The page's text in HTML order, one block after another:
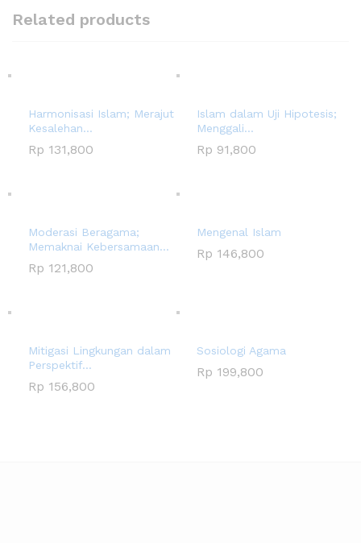
Related products
Harmonisasi Islam; Merajut
Kesalehan...
Rp 131,800
Islam dalam Uji Hipotesis;
Menggali...
Rp 91,800
Moderasi Beragama;
Memaknai Kebersamaan...
Rp 121,800
Mengenal Islam
Rp 146,800
Mitigasi Lingkungan dalam
Perspektif...
Rp 156,800
Sosiologi Agama
Rp 199,800